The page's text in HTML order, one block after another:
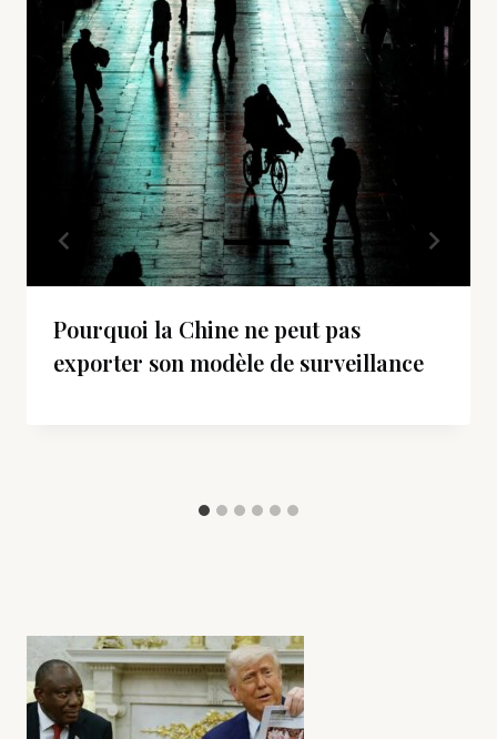
Pourquoi la Chine ne peut pas
exporter son modèle de surveillance